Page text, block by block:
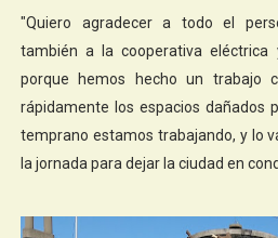
"Quiero agradecer a todo el
también a la cooperativa eléctrica
porque hemos hecho un trabajo
rápidamente los espacios dañados
temprano estamos trabajando, y lo
la jornada para dejar la ciudad en